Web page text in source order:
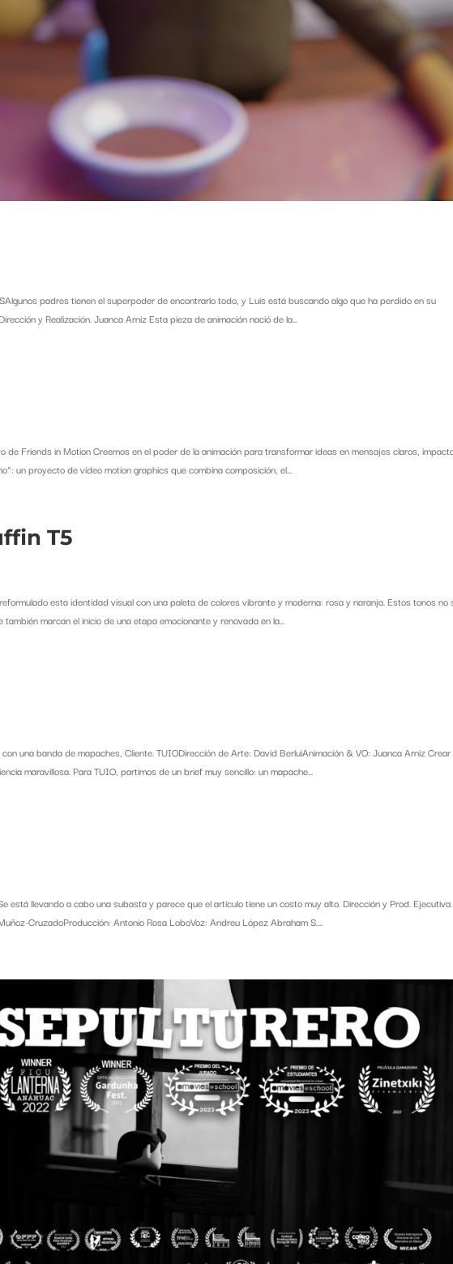
padres tienen el superpoder de encontrarlo todo, y Luis está buscando algo que ha perdido en su
y Realización. Juanca Arniz Esta pieza de animación nació de la...
de Friends in Motion Creemos en el poder de la animación para transformar ideas en mensajes claros,
un proyecto de vídeo motion graphics que combina composición, el...
T5
esta identidad visual con una paleta de colores vibrante y moderna: rosa y naranja. Estos tonos no
marcan el inicio de una etapa emocionante y renovada en la...
una banda de mapaches, Cliente. TUIODirección de Arte: David BerluiAnimación & VO: Juanca Arniz Crear
maravillosa. Para TUIO, partimos de un brief muy sencillo: un mapache...
está llevando a cabo una subasta y parece que el artículo tiene un costo muy alto. Dirección y Prod. Ejecutiva.
CruzadoProducción: Antonio Rosa LoboVoz: Andreu López Abraham S....